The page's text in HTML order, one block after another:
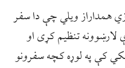
همداراز ویلي چې دا سفر
تنظیم کړی او
کې په لوړه کچه سفرونو